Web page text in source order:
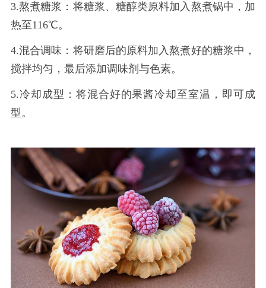
3.熬煮糖浆：将糖浆、糖醇类原料加入熬煮锅中，加
热至116℃。
4.混合调味：将研磨后的原料加入熬煮好的糖浆中，
搅拌均匀，最后添加调味剂与色素。
5.冷却成型：将混合好的果酱冷却至室温，即可成
型。